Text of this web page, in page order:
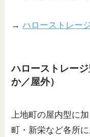
→ハローストレー
ハローストレー
か／屋外）
上地町の屋内型に
町・新栄など各所